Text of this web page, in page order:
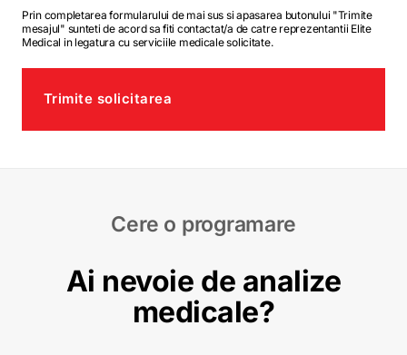
Prin completarea formularului de mai sus si apasarea butonului "Trimite
mesajul" sunteti de acord sa fiti contactat/a de catre reprezentantii Elite
Medical in legatura cu serviciile medicale solicitate.
Trimite solicitarea
Cere o programare
Ai nevoie de analize
medicale?